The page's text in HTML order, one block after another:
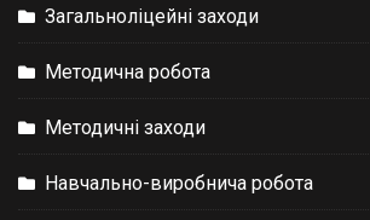
Загальноліцейні заходи
Методична робота
Методичні заходи
Навчально-виробнича робота